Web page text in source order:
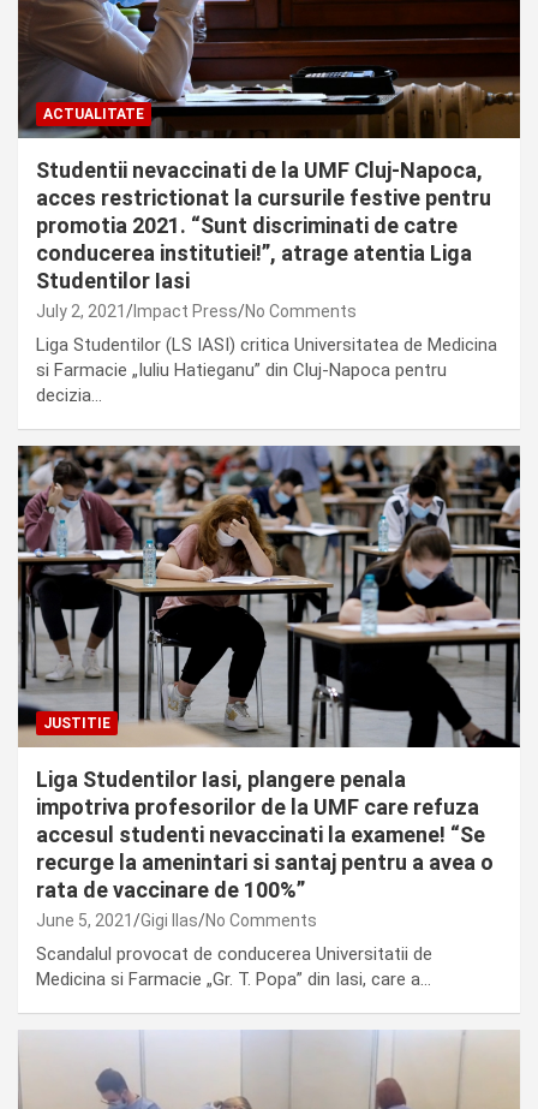
ACTUALITATE
Studentii nevaccinati de la UMF Cluj-Napoca,
acces restrictionat la cursurile festive pentru
promotia 2021. “Sunt discriminati de catre
conducerea institutiei!”, atrage atentia Liga
Studentilor Iasi
July 2, 2021 Impact Press No Comments
Liga Studentilor (LS IASI) critica Universitatea de Medicina
si Farmacie „Iuliu Hatieganu” din Cluj-Napoca pentru
decizia…
JUSTITIE
Liga Studentilor Iasi, plangere penala
impotriva profesorilor de la UMF care refuza
accesul studenti nevaccinati la examene! “Se
recurge la amenintari si santaj pentru a avea o
rata de vaccinare de 100%”
June 5, 2021 Gigi Ilas No Comments
Scandalul provocat de conducerea Universitatii de
Medicina si Farmacie „Gr. T. Popa” din Iasi, care a…